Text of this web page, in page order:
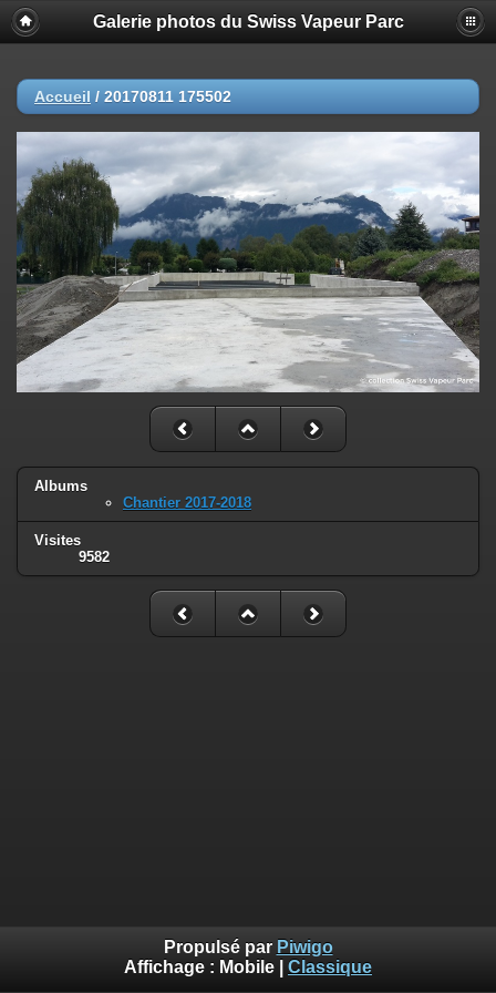
Galerie photos du Swiss Vapeur Parc
Accueil / 20170811 175502
Albums
Chantier 2017-2018
Visites
9582
Propulsé par Piwigo
Affichage : Mobile Classique